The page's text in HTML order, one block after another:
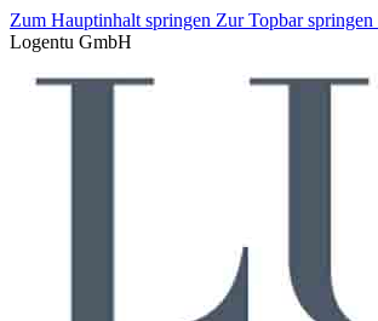
Zum Hauptinhalt springen Zur Topbar springen
Logentu GmbH